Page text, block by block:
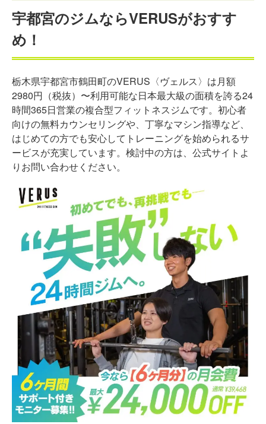
宇都宮のジムならVERUSがおすす
め！
栃木県宇都宮市鶴田町のVERUS〈ヴェルス〉は月額
2980円（税抜）〜利用可能な日本最大級の面積を誇る24
時間365日営業の複合型フィットネスジムです。初心者
向けの無料カウンセリングや、丁寧なマシン指導など、
はじめての方でも安心してトレーニングを始められるサ
ービスが充実しています。検討中の方は、公式サイトよ
りお問い合わせください。